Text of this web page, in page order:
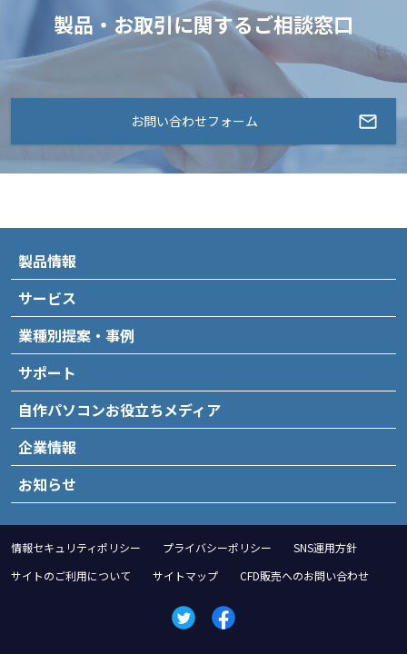
製品・お取引に関するご相談窓口
お問い合わせフォーム
製品情報
サービス
業種別提案・事例
サポート
自作パソコンお役立ちメディア
企業情報
お知らせ
情報セキュリティポリシー プライバシーポリシー
SNS運用方針
サイトのご利用について
サイトマップ CFD販売へのお問い合わせ